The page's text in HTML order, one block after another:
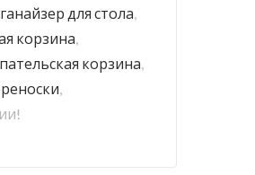
для стола,
корзина,
корзина,
,